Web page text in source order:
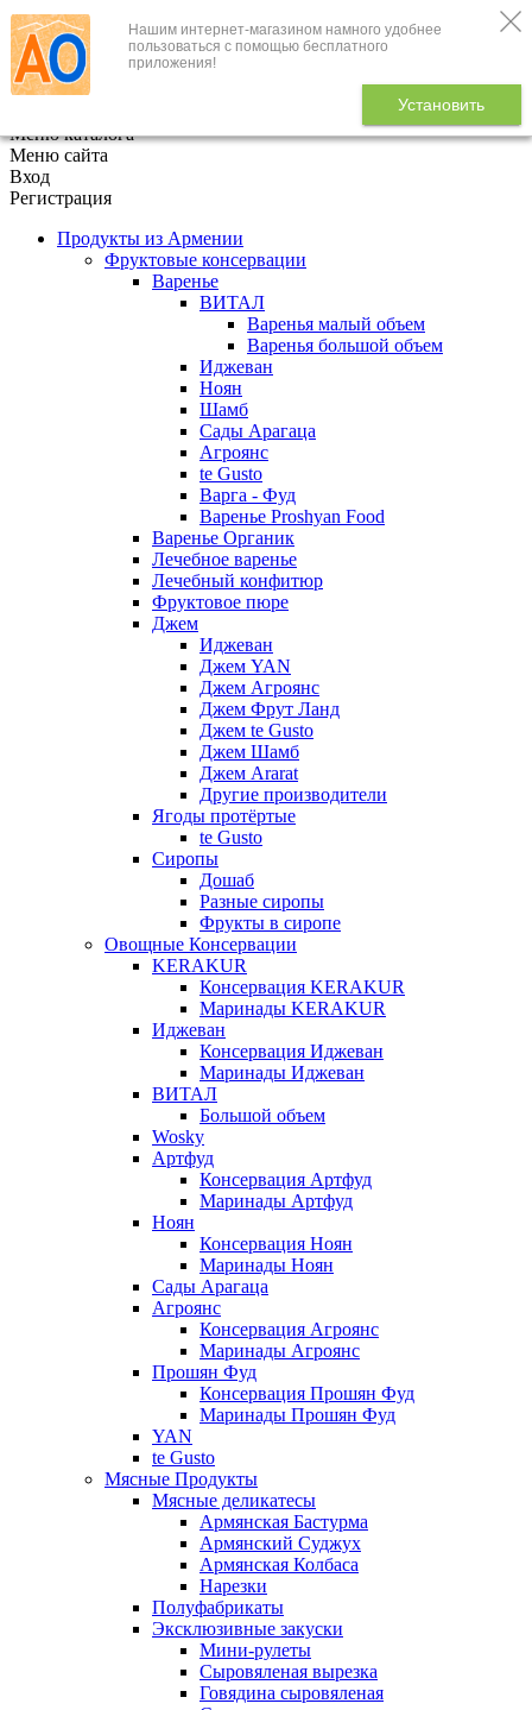
Нашим интернет-магазином намного удобнее
пользоваться с помощью бесплатного
приложения!
Установить
+7 (495) 646-888-1
В корзине
Меню каталога
Меню сайта
Вход
Регистрация
Продукты из Армении
Фруктовые консервации
Варенье
ВИТАЛ
Варенья малый объем
Варенья большой объем
Иджеван
Ноян
Шамб
Сады Арагаца
Агроянс
te Gusto
Варга - Фуд
Варенье Proshyan Food
Варенье Органик
Лечебное варенье
Лечебный конфитюр
Фруктовое пюре
Джем
Иджеван
Джем YAN
Джем Агроянс
Джем Фрут Ланд
Джем te Gusto
Джем Шамб
Джем Ararat
Другие производители
Ягоды протёртые
te Gusto
Сиропы
Дошаб
Разные сиропы
Фрукты в сиропе
Овощные Консервации
KERAKUR
Консервация KERAKUR
Маринады KERAKUR
Иджеван
Консервация Иджеван
Маринады Иджеван
ВИТАЛ
Большой объем
Wosky
Артфуд
Консервация Артфуд
Маринады Артфуд
Ноян
Консервация Ноян
Маринады Ноян
Сады Арагаца
Агроянс
Консервация Агроянс
Маринады Агроянс
Прошян Фуд
Консервация Прошян Фуд
Маринады Прошян Фуд
YAN
te Gusto
Мясные Продукты
Мясные деликатесы
Армянская Бастурма
Армянский Суджух
Армянская Колбаса
Нарезки
Полуфабрикаты
Эксклюзивные закуски
Мини-рулеты
Сыровяленая вырезка
Говядина сыровяленая